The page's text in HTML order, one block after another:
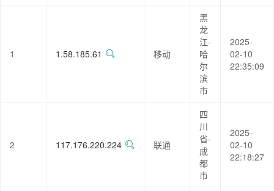
1 1.58.185.61 移动
黑
龙
江-
哈
尔
滨
市
2025-
02-10
22:35:09
2 117.176.220.224 联通
四
川
省-
成
都
市
2025-
02-10
22:18:27